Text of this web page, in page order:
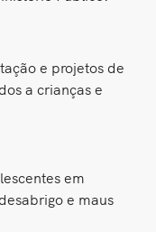
e projetos de
a crianças e
em
e maus